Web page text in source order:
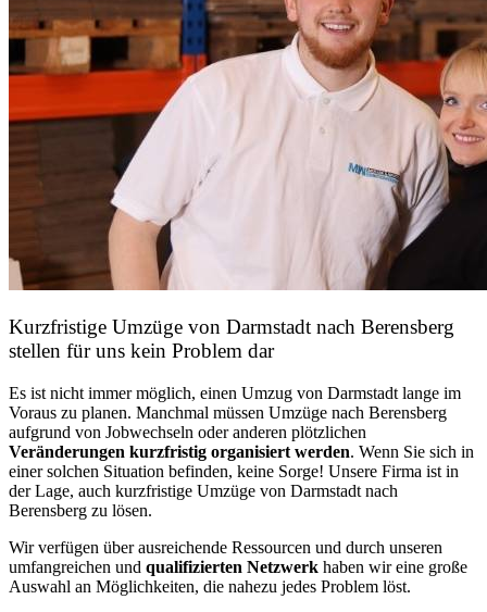
Kurzfristige Umzüge von Darmstadt nach Berensberg
stellen für uns kein Problem dar
Es ist nicht immer möglich, einen Umzug von Darmstadt lange im
Voraus zu planen. Manchmal müssen Umzüge nach Berensberg
aufgrund von Jobwechseln oder anderen plötzlichen
Veränderungen kurzfristig organisiert werden. Wenn Sie sich in
einer solchen Situation befinden, keine Sorge! Unsere Firma ist in
der Lage, auch kurzfristige Umzüge von Darmstadt nach
Berensberg zu lösen.
Wir verfügen über ausreichende Ressourcen und durch unseren
umfangreichen und qualifizierten Netzwerk haben wir eine große
Auswahl an Möglichkeiten, die nahezu jedes Problem löst.